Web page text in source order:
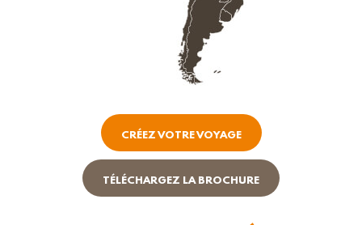
CRÉEZ VOTRE VOYAGE
TÉLÉCHARGEZ LA BROCHURE